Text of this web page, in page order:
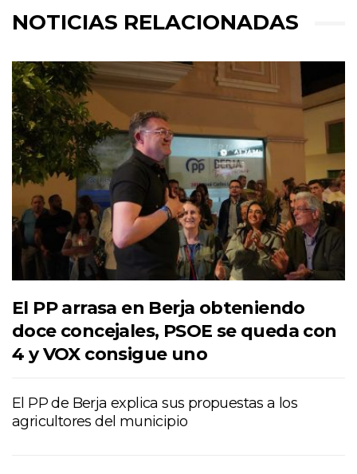
NOTICIAS RELACIONADAS
El PP arrasa en Berja obteniendo
doce concejales, PSOE se queda con
4 y VOX consigue uno
El PP de Berja explica sus propuestas a los
agricultores del municipio